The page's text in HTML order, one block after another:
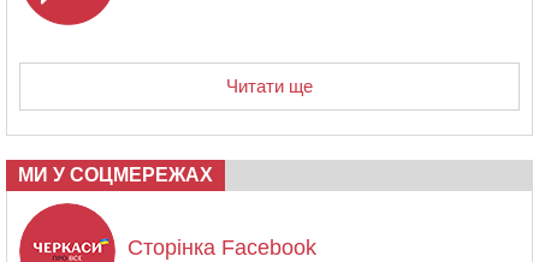
Читати ще
МИ У СОЦМЕРЕЖАХ
Сторінка Facebook